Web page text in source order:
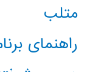
متلب
راهنمای